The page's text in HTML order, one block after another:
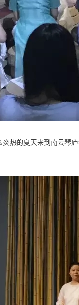
热的夏天来到南云琴